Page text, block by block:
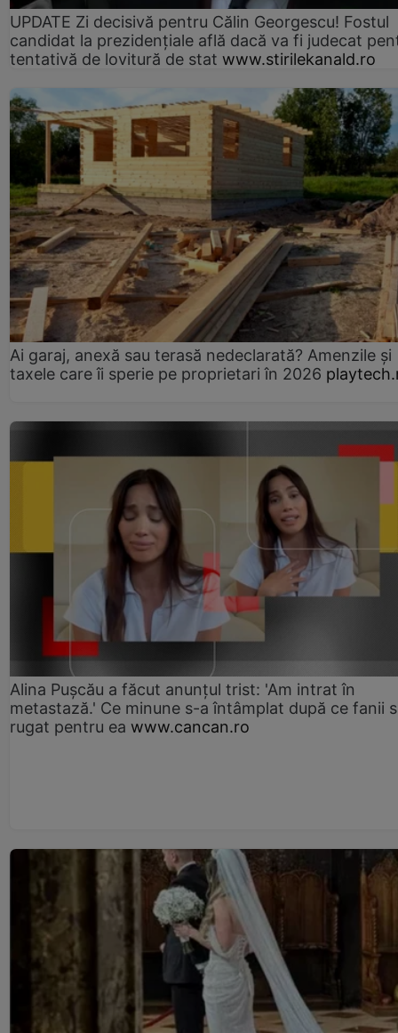
UPDATE Zi decisivă pentru Călin Georgescu! Fostul
candidat la prezidențiale află dacă va fi judecat
tentativă de lovitură de stat www.stirilekanald.ro
Ai garaj, anexă sau terasă nedeclarată? Amenzile și
taxele care îi sperie pe proprietari în 2026
Alina Pușcău a făcut anunțul trist: 'Am intrat în
metastază.' Ce minune s-a întâmplat după ce fanii
rugat pentru ea www.cancan.ro